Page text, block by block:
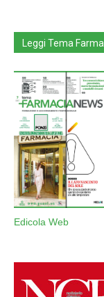
Leggi Tema
Edicola Web